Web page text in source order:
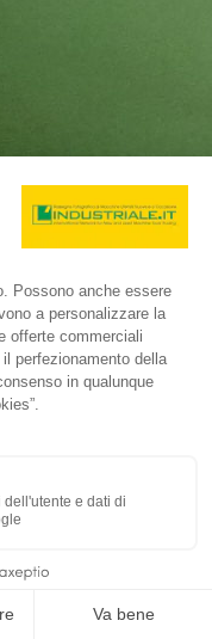
e schermo touch
e una per
100 mm, quindi coltello l